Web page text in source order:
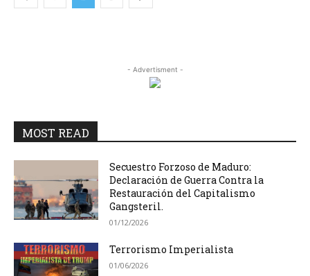
- Advertisment -
MOST READ
Secuestro Forzoso de Maduro:
Declaración de Guerra Contra la
Restauración del Capitalismo
Gangsteril.
01/12/2026
Terrorismo Imperialista
01/06/2026